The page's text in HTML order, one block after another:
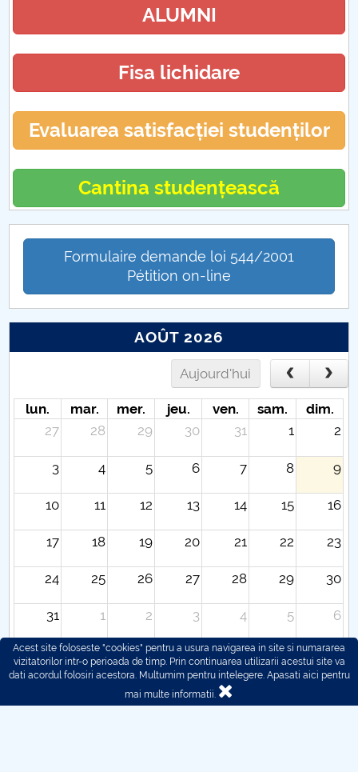
ALUMNI
Fisa lichidare
Evaluarea satisfacției studenților
Cantina studențească
Formulaire demande loi 544/2001
Pétition on-line
AOÛT 2026
Aujourd'hui
lun. mar. mer. jeu. ven. sam.
dim.
27
28 29 30 31 1 2
3 4 5 6 7 8 9
10 11 12 13 14 15 16
17 18 19 20 21 22 23
24 25 26 27 28 29 30
31 1 2 3 4 5 6
Acest site foloseste "cookies" pentru a usura navigarea in site si numararea
vizitatorilor intr-o perioada de timp. Prin continuarea utilizarii acestui site va
dati acordul folosiri acestora. Multumim pentru intelegere. Apasati aici pentru
mai multe informatii.